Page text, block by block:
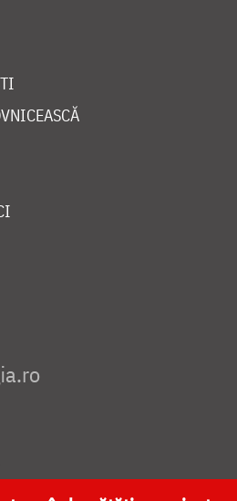
CATEDRALA NAȚIONALĂ